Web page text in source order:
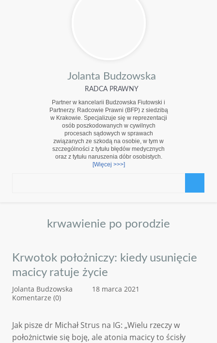
Jolanta Budzowska
RADCA PRAWNY
Partner w kancelarii Budzowska Fiutowski i
Partnerzy. Radcowie Prawni (BFP) z siedzibą
w Krakowie. Specjalizuje się w reprezentacji
osób poszkodowanych w cywilnych
procesach sądowych w sprawach
związanych ze szkodą na osobie, w tym w
szczególności z tytułu błędów medycznych
oraz z tytułu naruszenia dóbr osobistych.
[Więcej >>>]
krwawienie po porodzie
Krwotok położniczy: kiedy usunięcie
macicy ratuje życie
Jolanta Budzowska
18 marca 2021
Komentarze (0)
Jak pisze dr Michał Strus na IG: „Wielu rzeczy w
położnictwie się boję, ale atonia macicy to ścisły